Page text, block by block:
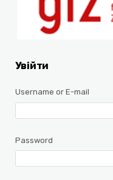
Увійти
Username or E-mail
Password